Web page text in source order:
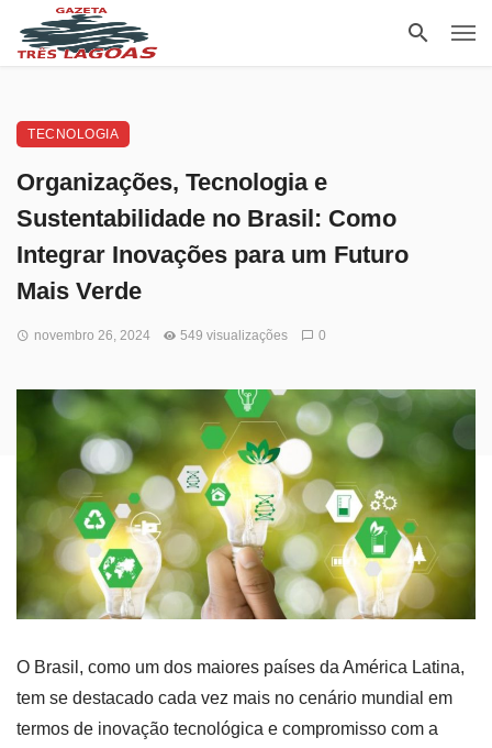
TECNOLOGIA
Organizações, Tecnologia e
Sustentabilidade no Brasil: Como
Integrar Inovações para um Futuro
Mais Verde
novembro 26, 2024 549 visualizações 0
O Brasil, como um dos maiores países da América Latina,
tem se destacado cada vez mais no cenário mundial em
termos de inovação tecnológica e compromisso com a